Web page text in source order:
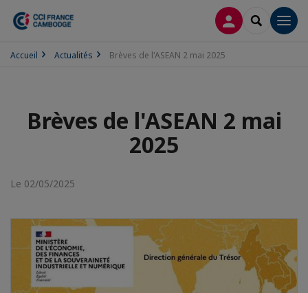
CONNEXION
Accueil Actualités Brèves de l'ASEAN 2 mai 2025
Brèves de l'ASEAN 2 mai
2025
Le 02/05/2025